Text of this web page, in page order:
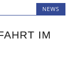
NEWS
IM